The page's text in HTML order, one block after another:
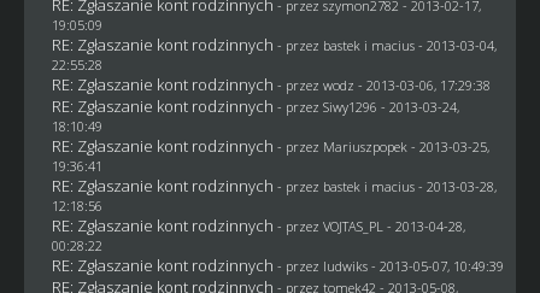
RE: Zgłaszanie kont rodzinnych - przez szymon2782 - 2013-02-17,
19:05:09
RE: Zgłaszanie kont rodzinnych - przez bastek i macius- 2013-03-04,
22:55:28
RE: Zgłaszanie kont rodzinnych - przez wodz - 2013-03-06, 17:29:38
RE: Zgłaszanie kont rodzinnych - przez Siwy1296 - 2013-03-24,
18:10:49
RE: Zgłaszanie kont rodzinnych - przez Mariuszpopek - 2013-03-25,
19:36:41
RE: Zgłaszanie kont rodzinnych - przez bastek i macius- 2013-03-28,
12:18:56
RE: Zgłaszanie kont rodzinnych - przez VOJTAS_PL- 2013-04-28,
00:28:22
RE: Zgłaszanie kont rodzinnych - przez ludwiks- 2013-05-07, 10:49:39
RE: Zgłaszanie kont rodzinnych - przez tomek42 - 2013-05-08,